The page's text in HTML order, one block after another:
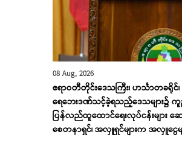
08 Aug, 2026
ဧရာဝတီတိုင်းဒေသကြီး၊ ဟင်္သာတခရို
ရေဘေးဒဏ်သင့်ခဲ့ရသည့်ဒေသများ
ပြန်လည်ထူထောင်ရေးလုပ်ငန်းများ
စေတနာရှင်၊ အလှူရှင်များက အလှူငွေမ